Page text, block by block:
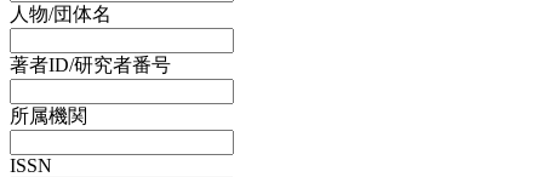
人物/団体名
著者ID/研究者番号
所属機関
ISSN